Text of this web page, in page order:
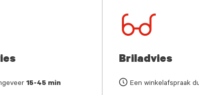
15-45 min
Briladvies
Een winkelafspraak